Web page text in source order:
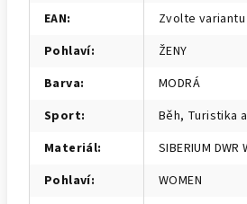
EAN:
Zvolte variantu
Pohlaví:
ŽENY
Barva:
MODRÁ
Sport:
Běh, Turistika
Materiál:
SIBERIUM DWR
Pohlaví:
WOMEN